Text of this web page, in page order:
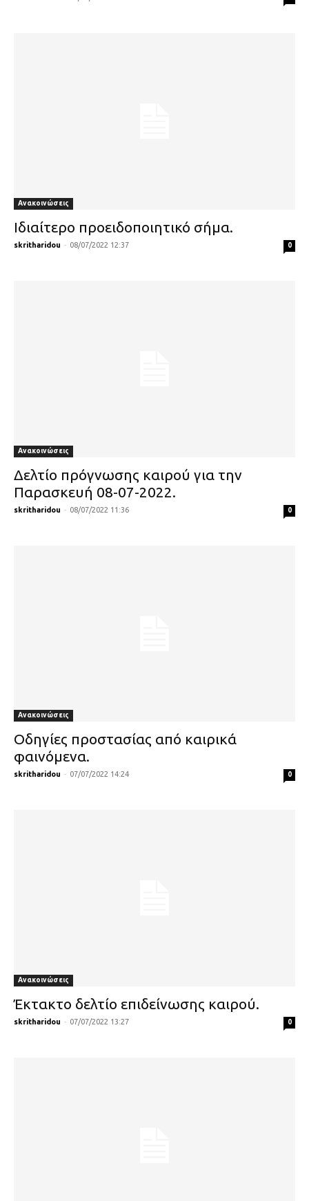
Ανακοινώσεις
Ιδιαίτερο προειδοποιητικό σήμα.
skritharidou - 08/07/2022 12:37 0
Ανακοινώσεις
Δελτίο πρόγνωσης καιρού για την
Παρασκευή 08-07-2022.
skritharidou - 08/07/2022 11:36 0
Ανακοινώσεις
Οδηγίες προστασίας από καιρικά
φαινόμενα.
skritharidou - 07/07/2022 14:24 0
Ανακοινώσεις
Έκτακτο δελτίο επιδείνωσης καιρού.
skritharidou - 07/07/2022 13:27 0